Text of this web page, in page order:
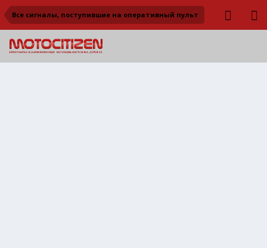
Все сигналы, поступившие на оперативный пульт